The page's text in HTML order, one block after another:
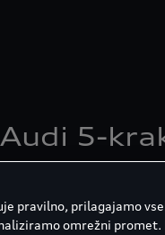
Audi 5-
Barva:
Številka artikla:
pravilno, prilagajamo
omrežni promet.